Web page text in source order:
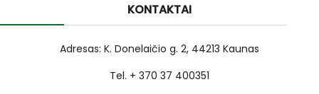
KONTAKTAI
Adresas: K. Donelaičio g. 2, 44213 Kaunas
Tel. + 370 37 400351